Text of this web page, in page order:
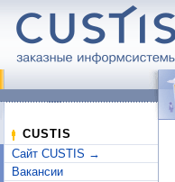
CUSTIS
Сайт CUSTIS →
Вакансии